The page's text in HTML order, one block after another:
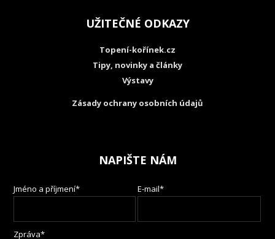
UŽITEČNÉ ODKAZY
Topení-kořínek.cz
Tipy, novinky a články
Výstavy
Zásady ochrany osobních údajů
NAPIŠTE NÁM
Jméno a příjmení* E-mail*
Zpráva*